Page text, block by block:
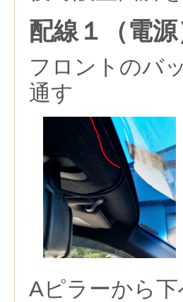
配線１（電源
フロントのバ
通す
Aピラーから